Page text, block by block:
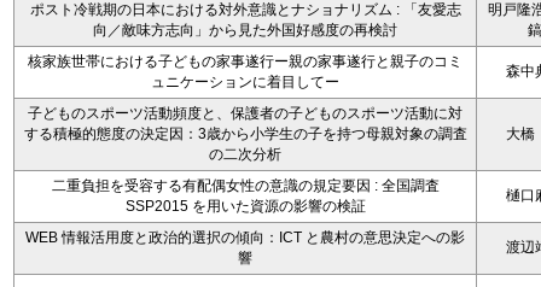
ポスト冷戦期の日本における対外意識とナショナリズム : 「友愛志
向／敵味方志向」から見た外国好感度の再検討
明戸隆
鎬
核家族世帯における子どもの家事遂行ー親の家事遂行と親子のコミ
ュニケーションに着目してー
森中
子どものスポーツ活動頻度と、保護者の子どものスポーツ活動に対
する積極的態度の決定因：3歳から小学生の子を持つ母親対象の調査
の二次分析
大
二重負担を受容する有配偶女性の意識の規定要因 : 全国調査
SSP2015 を用いた資源の影響の検証
樋口
WEB 情報活用度と政治的選択の傾向：ICT と農村の意思決定への影
響
渡辺